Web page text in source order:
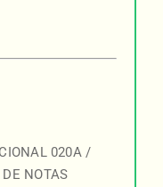
020A /
NOTAS